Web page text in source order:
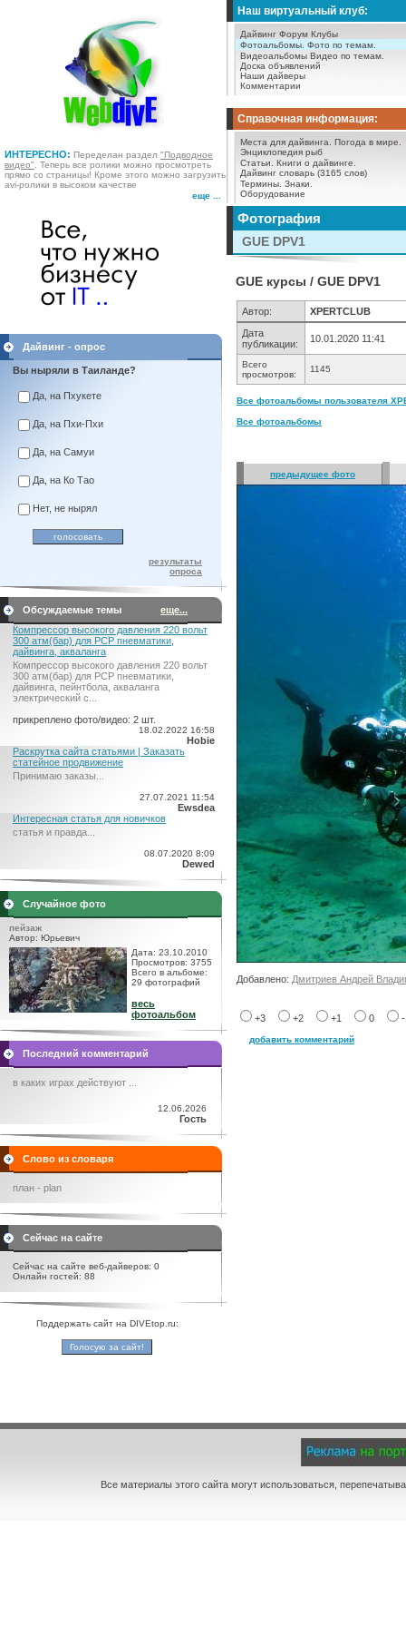
ИНТЕРЕСНО: Переделан раздел "Подводное
видео" . Теперь все ролики можно просмотреть
прямо со страницы! Кроме этого можно загрузить
avi-ролики в высоком качестве
еще ...
Наш виртуальный клуб:
Дайвинг Форум Клубы
Фотоальбомы. Фото по темам.
Видеоальбомы Видео по темам.
Доска объявлений
Наши дайверы
Комментарии
Справочная информация:
Места для дайвинга.
Погода в мире.
Энциклопедия рыб
Статьи.
Книги о дайвинге.
Дайвинг словарь (3165 слов)
Термины. Знаки.
Оборудование
Дайвинг - опрос
Вы ныряли в Таиланде?
Да, на Пхукете
Да, на Пхи-Пхи
Да, на Самуи
Да, на Ко Тао
Нет, не нырял
результаты
опроса
Обсуждаемые темы
еще...
Компрессор высокого давления 220 вольт
300 атм(бар) для PCP пневматики,
дайвинга, акваланга
Компрессор высокого давления 220 вольт
300 атм(бар) для PCP пневматики,
дайвинга, пейнтбола, акваланга
электрический c...
прикреплено фото/видео: 2 шт.
18.02.2022 16:58
Hobie
Раскрутка сайта статьями | Заказать
статейное продвижение
Принимаю заказы...
27.07.2021 11:54
Ewsdea
Интересная статья для новичков
статья и правда...
08.07.2020 8:09
Dewed
Случайное фото
пейзаж
Автор: Юрьевич
Дата: 23.10.2010
Просмотров: 3755
Всего в альбоме:
29 фотографий
весь
фотоальбом
Последний комментарий
в каких играх действуют ...
12.06.2026
Гость
Слово из словаря
план - plan
Сейчас на сайте
Сейчас на сайте веб-дайверов: 0
Онлайн гостей: 88
Поддержать сайт на DIVEtop.ru:
Фотография
GUE DPV1
GUE курсы / GUE DPV1
Автор:
XPERTCLUB
Дата
публикации:
10.01.2020 11:41
Всего
просмотров:
1145
Все фотоальбомы пользователя
Все фотоальбомы
предыдущее фото
Добавлено: Дмитриев Андрей
+3 +2 +1 0
добавить комментарий
Все материалы этого сайта могут использоваться,